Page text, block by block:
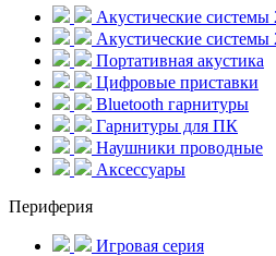
Акустические системы
Акустические
Портативная акустика
Цифровые приставки
Bluetooth гарнитуры
Гарнитуры для ПК
Наушники проводные
Аксессуары
Периферия
Игровая серия